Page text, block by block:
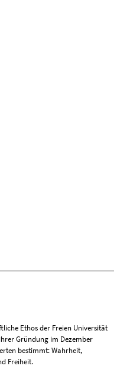
Ethos der Freien Universität
Gründung im Dezember
bestimmt: Wahrheit,
Freiheit.